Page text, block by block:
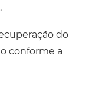
do
conforme a